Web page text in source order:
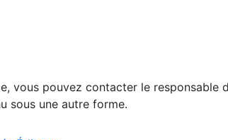
vous pouvez contacter le responsable
sous une autre forme.